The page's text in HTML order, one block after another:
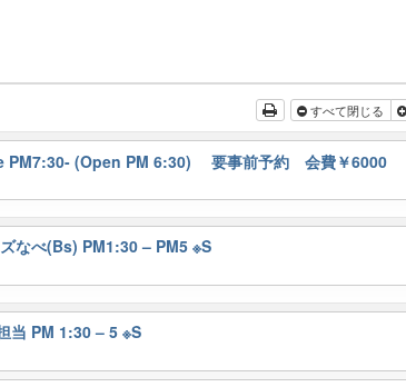
すべて閉じる
PM7:30- (Open PM 6:30) 要事前予約 会費￥6000
なべ(Bs) PM1:30 – PM5 ※S
当 PM 1:30 – 5 ※S